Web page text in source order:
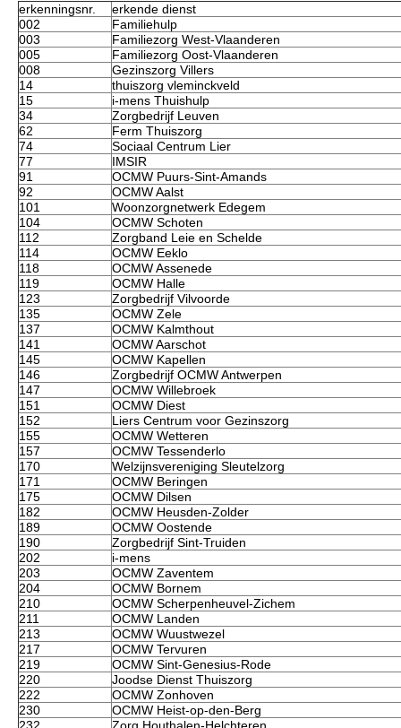
erkenningsnr.
erkende dienst
002
Familiehulp
003
Familiezorg West-Vlaanderen
005
Familiezorg Oost-Vlaanderen
008
Gezinszorg Villers
14
thuiszorg vleminckveld
15
i-mens Thuishulp
34
Zorgbedrijf Leuven
62
Ferm Thuiszorg
74
Sociaal Centrum Lier
77
IMSIR
91
OCMW Puurs-Sint-Amands
92
OCMW Aalst
101
Woonzorgnetwerk Edegem
104
OCMW Schoten
112
Zorgband Leie en Schelde
114
OCMW Eeklo
118
OCMW Assenede
119
OCMW Halle
123
Zorgbedrijf Vilvoorde
135
OCMW Zele
137
OCMW Kalmthout
141
OCMW Aarschot
145
OCMW Kapellen
146
Zorgbedrijf OCMW Antwerpen
147
OCMW Willebroek
151
OCMW Diest
152
Liers Centrum voor Gezinszorg
155
OCMW Wetteren
157
OCMW Tessenderlo
170
Welzijnsvereniging Sleutelzorg
171
OCMW Beringen
175
OCMW Dilsen
182
OCMW Heusden-Zolder
189
OCMW Oostende
190
Zorgbedrijf Sint-Truiden
202
i-mens
203
OCMW Zaventem
204
OCMW Bornem
210
OCMW Scherpenheuvel-Zichem
211
OCMW Landen
213
OCMW Wuustwezel
217
OCMW Tervuren
219
OCMW Sint-Genesius-Rode
220
Joodse Dienst Thuiszorg
222
OCMW Zonhoven
230
OCMW Heist-op-den-Berg
232
Zorg Houthalen-Helchteren